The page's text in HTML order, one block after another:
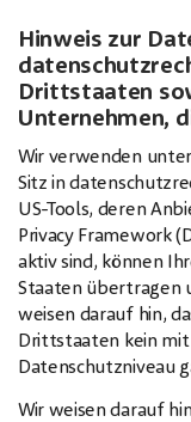
Hinweis zur
Drittstaaten
Unternehmen,
Wir verwenden
Sitz in
US-Tools, deren
Privacy Framework
aktiv sind, können
Staaten übertragen
weisen darauf hin,
Drittstaaten kein
Datenschutzniveau
Wir weisen darauf